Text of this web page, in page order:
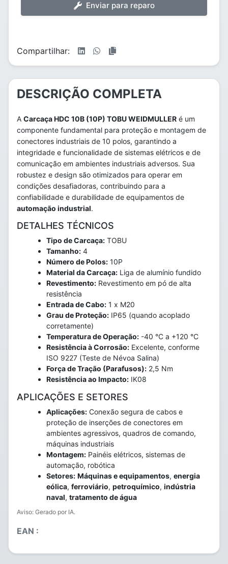
Enviar para reparo
Compartilhar:
DESCRIÇÃO COMPLETA
A Carcaça HDC 10B (10P) TOBU WEIDMULLER é um
componente fundamental para proteção e montagem de
conectores industriais de 10 polos, garantindo a
integridade e funcionalidade de sistemas elétricos e de
comunicação em ambientes industriais adversos. Sua
robustez e design são otimizados para operar em
condições desafiadoras, contribuindo para a
confiabilidade e durabilidade de equipamentos de
automação industrial.
DETALHES TÉCNICOS
Tipo de Carcaça: TOBU
Tamanho: 4
Número de Polos: 10P
Material da Carcaça: Liga de alumínio fundido
Revestimento: Revestimento em pó de alta
resistência
Entrada de Cabo: 1 x M20
Grau de Proteção: IP65 (quando acoplado
corretamente)
Temperatura de Operação: -40 °C a +120 °C
Resistência à Corrosão: Excelente, conforme
ISO 9227 (Teste de Névoa Salina)
Força de Tração (Parafusos): 2,5 Nm
Resistência ao Impacto: IK08
APLICAÇÕES E SETORES
Aplicações: Conexão segura de cabos e
proteção de inserções de conectores em
ambientes agressivos, quadros de comando,
máquinas industriais
Montagem: Painéis elétricos, sistemas de
automação, robótica
Setores: Máquinas e equipamentos, energia
eólica, ferroviário, petroquímico, indústria
naval, tratamento de água
Aviso: Gerado por IA.
EAN :